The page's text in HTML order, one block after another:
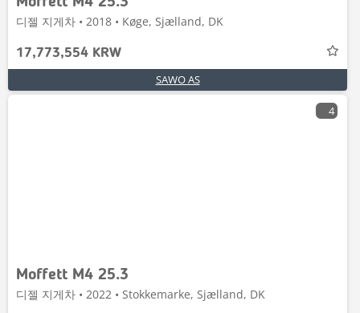
디젤 지게차 • 2018 • Køge, Sjælland, DK
17,773,554 KRW
SAWO AS
4
Moffett M4 25.3
디젤 지게차 • 2022 • Stokkemarke, Sjælland, DK